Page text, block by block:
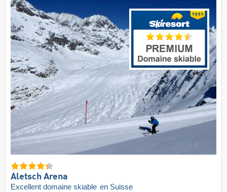
Aletsch Arena
Excellent domaine skiable en Suisse